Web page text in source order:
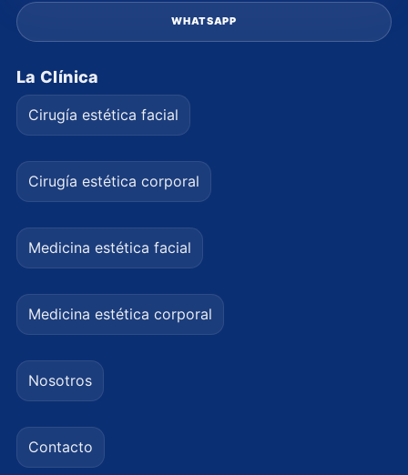
WHATSAPP
La Clínica
Cirugía estética facial
Cirugía estética corporal
Medicina estética facial
Medicina estética corporal
Nosotros
Contacto